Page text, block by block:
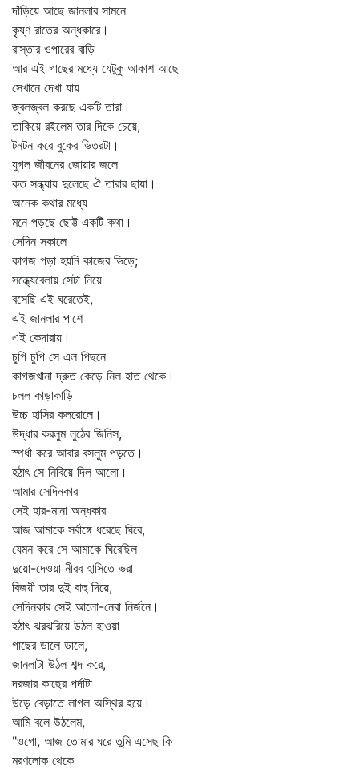
দাঁড়িয়ে আছে জানলার সামনে
কৃষ্ণ রাতের অন্ধকারে।
রাস্তার ওপারের বাড়ি
আর এই গাছের মধ্যে যেটুকু আকাশ আছে
সেখানে দেখা যায়
জ্বলজ্বল করছে একটি তারা।
তাকিয়ে রইলেম তার দিকে চেয়ে,
টনটন করে বুকের ভিতরটা।
যুগল জীবনের জোয়ার জলে
কত সন্ধ্যায় দুলেছে ঐ তারার ছায়া।
অনেক কথার মধ্যে
মনে পড়ছে ছোট্ট একটি কথা।
সেদিন সকালে
কাগজ পড়া হয়নি কাজের ভিড়ে;
সন্ধ্যেবেলায় সেটা নিয়ে
বসেছি এই ঘরেতেই,
এই জানলার পাশে
এই কেদারায়।
চুপি চুপি সে এল পিছনে
কাগজখানা দ্রুত কেড়ে নিল হাত থেকে।
চলল কাড়াকাড়ি
উচ্চ হাসির কলরোলে।
উদ্ধার করলুম লুঠের জিনিস,
স্পর্ধা করে আবার বসলুম পড়তে।
হঠাৎ সে নিবিয়ে দিল আলো।
আমার সেদিনকার
সেই হার-মানা অন্ধকার
আজ আমাকে সর্বাঙ্গে ধরেছে ঘিরে,
যেমন করে সে আমাকে ঘিরেছিল
দুয়ো-দেওয়া নীরব হাসিতে ভরা
বিজয়ী তার দুই বাহু দিয়ে,
সেদিনকার সেই আলো-নেবা নির্জনে।
হঠাৎ ঝরঝরিয়ে উঠল হাওয়া
গাছের ডালে ডালে,
জানলাটা উঠল শব্দ করে,
দরজার কাছের পর্দাটা
উড়ে বেড়াতে লাগল অস্থির হয়ে।
আমি বলে উঠলেম,
"ওগো, আজ তোমার ঘরে তুমি এসেছ কি
মরণলোক থেকে